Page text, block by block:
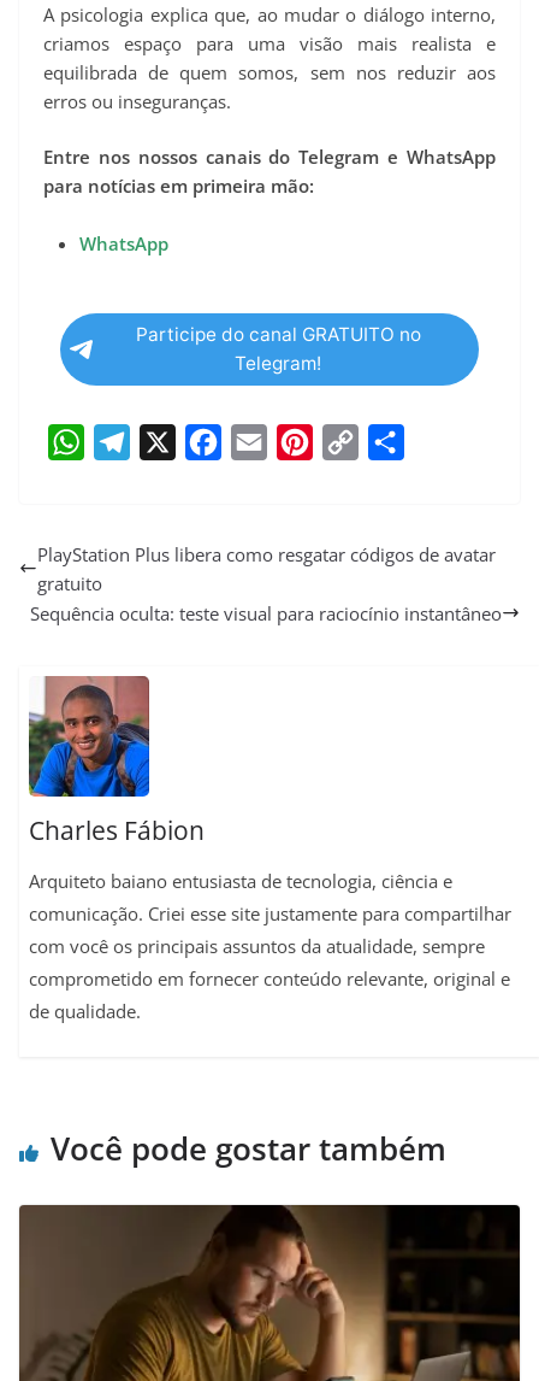
A psicologia explica que, ao mudar o diálogo interno,
criamos espaço para uma visão mais realista e
equilibrada de quem somos, sem nos reduzir aos
erros ou inseguranças.
Entre nos nossos canais do Telegram e WhatsApp
para notícias em primeira mão:
WhatsApp
Participe do canal GRATUITO no
Telegram!
a
t
s
p
l
e
g
a
m
c
b
a
l
n
e
p
L
a
e
PlayStation Plus libera como resgatar códigos de avatar
gratuito
Sequência oculta: teste visual para raciocínio instantâneo
Charles Fábion
Arquiteto baiano entusiasta de tecnologia, ciência e
comunicação. Criei esse site justamente para compartilhar
com você os principais assuntos da atualidade, sempre
comprometido em fornecer conteúdo relevante, original e
de qualidade.
Você pode gostar também